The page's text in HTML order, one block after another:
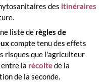
des itinéraires
liste de règles de
compte tenu des effets
risques que l'agriculteur
la récoltede la
de la seconde.